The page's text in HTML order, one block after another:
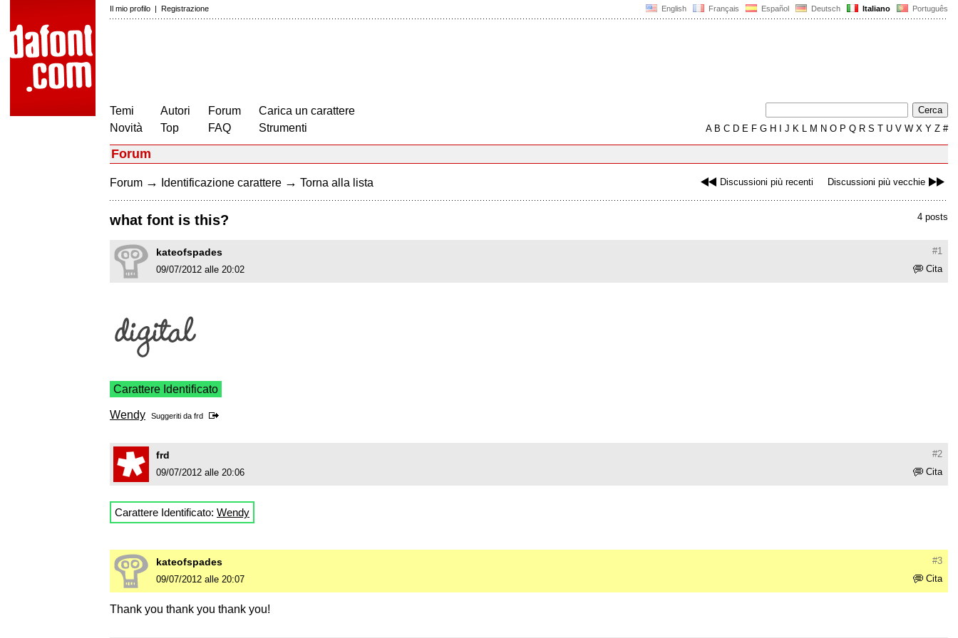
English Français Español Deutsch Italiano Português
Il mio profilo | Registrazione
Temi
Novità
Autori
Top
Forum
FAQ
Carica un carattere
Strumenti
AB C D E F G H J K L M N O P Q R S T U V W X Y Z #
Forum
Discussioni più recenti Discussioni più vecchie
Forum → Identificazione carattere → Torna alla lista
4 posts
what font is this?
#1
kateofspades
Cita
09/07/2012 alle 20:02
Carattere Identificato
Wendy Suggeriti da frd
#2
frd
Cita
09/07/2012 alle 20:06
Carattere Identificato: Wendy
#3
kateofspades
Cita
09/07/2012 alle 20:07
Thank you thank you thank you!